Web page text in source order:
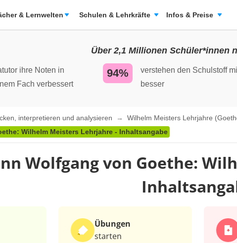
& Lernwelten Schulen & Lehrkräfte Infos & Preise
Über 2,1 Millionen Schüler*innen
ihre Noten in
Fach verbessert
94%
verstehen den Schulstoff
besser
interpretieren und analysieren
Wilhelm Meisters Lehrjahre
Wilhelm Meisters Lehrjahre - Inhaltsangabe
Wolfgang von Goethe:
Übungen
starten